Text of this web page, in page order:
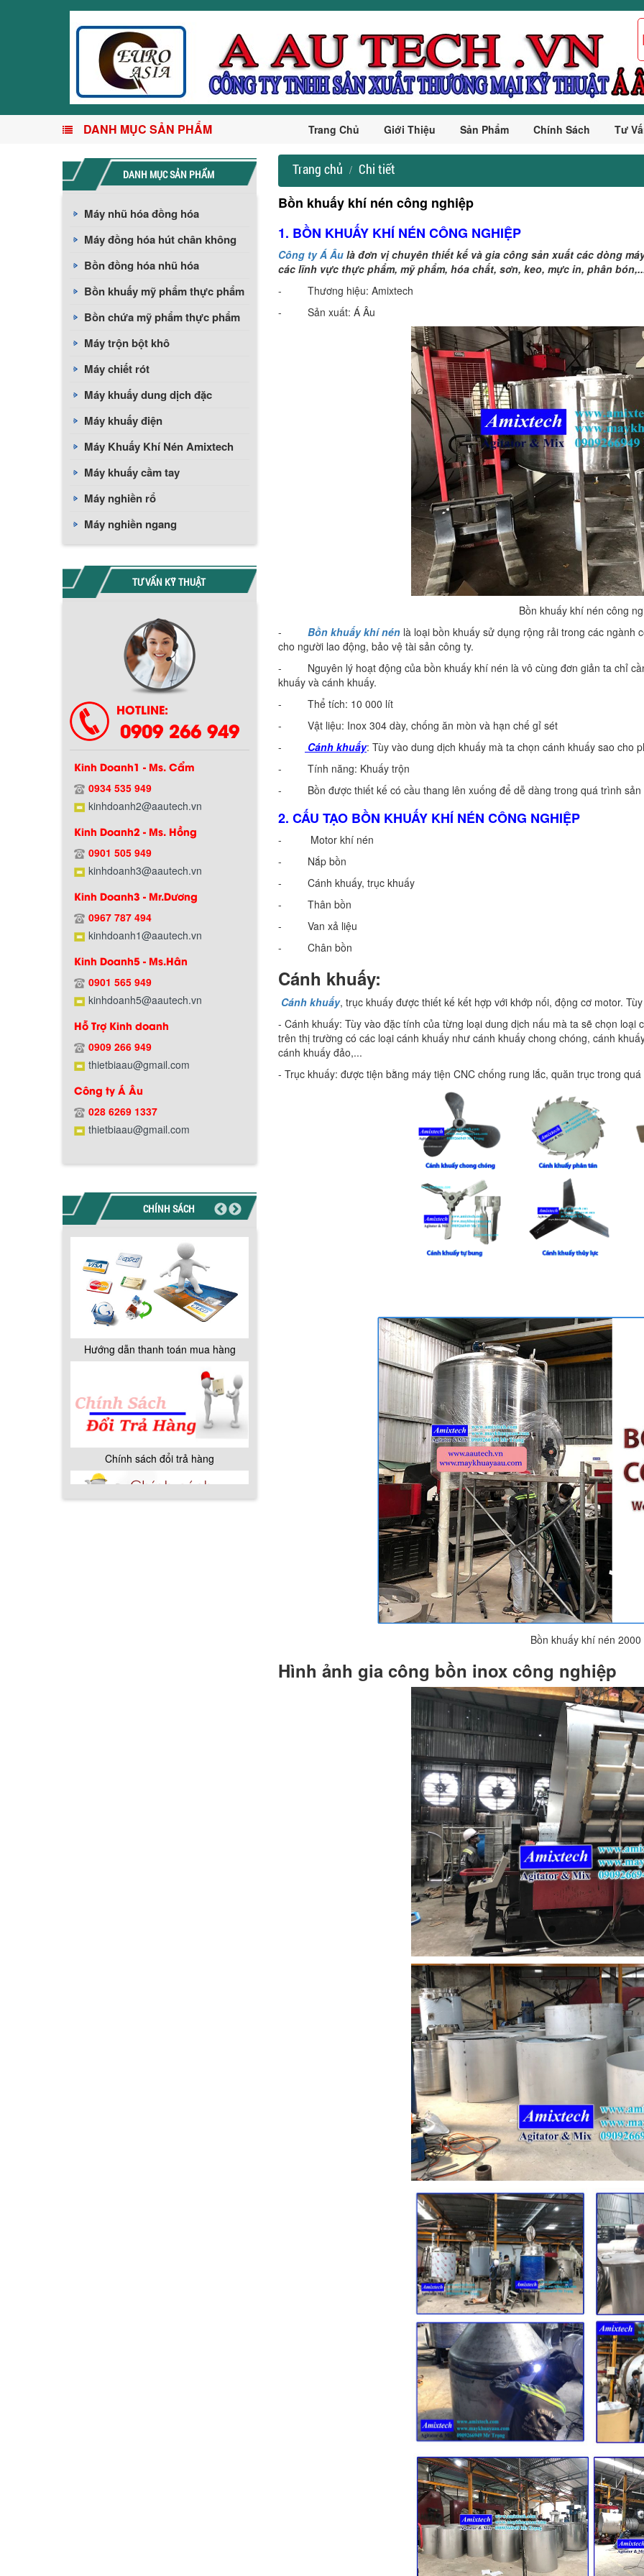
DANH MỤC SẢN PHẨM Trang Chủ Giới Thiệu Sản Phẩm Chính Sách Tư
DANH MỤC SẢN PHẨM
Máy nhũ hóa đồng hóa
Máy đồng hóa hút chân không
Bồn đồng hóa nhũ hóa
Bồn khuấy mỹ phẩm thực phẩm
Bồn chứa mỹ phẩm thực phẩm
Máy trộn bột khô
Máy chiết rót
Máy khuấy dung dịch đặc
Máy khuấy điện
Máy Khuấy Khí Nén Amixtech
Máy khuấy cầm tay
Máy nghiền rổ
Máy nghiền ngang
TƯ VẤN KỸ THUẬT
HOTLINE:
0909 266 949
Kinh Doanh1 - Ms. Cẩm
0934 535 949
kinhdoanh2@aautech.vn
Kinh Doanh2 - Ms. Hồng
0901 505 949
kinhdoanh3@aautech.vn
Kinh Doanh3 - Mr.Dương
0967 787 494
kinhdoanh1@aautech.vn
Kinh Doanh5 - Ms.Hân
0901 565 949
kinhdoanh5@aautech.vn
Hỗ Trợ Kinh doanh
0909 266 949
thietbiaau@gmail.com
Công ty Á Âu
028 6269 1337
thietbiaau@gmail.com
CHÍNH SÁCH
Chính sách bảo hành
Hướng dẫn thanh toán mua hàng
Chính sách đổi trả hàng
Trang chủ Chi tiết
Bồn khuấy khí nén công nghiệp
1. BỒN KHUẤY KHÍ NÉN CÔNG NGHIỆP
Công ty Á Âu là đơn vị chuyên thiết kế và gia công sản xuất các dòng
các lĩnh vực thực phẩm, mỹ phẩm, hóa chất, sơn, keo, mực in, phân
- Thương hiệu: Amixtech
- Sản xuất: Á Âu
Bồn khuấy khí nén công
-
Bồn khuấy khí nén là loại bồn khuấy sử dụng rộng rải trong các ngành
cho người lao động, bảo vệ tài sản công ty.
- Nguyên lý hoạt động của bồn khuấy khí nén là vô cùng đơn giản ta chỉ
khuấy và cánh khuấy.
- Thể tích: 10 000 lít
- Vật liệu: Inox 304 dày, chống ăn mòn và hạn chế gỉ sét
-
Cánh khuấy: Tùy vào dung dịch khuấy mà ta chọn cánh khuấy sao cho
- Tính năng: Khuấy trộn
- Bồn được thiết kế có cầu thang lên xuống để dễ dàng trong quá trình sản
2. CẤU TẠO BỒN KHUẤY KHÍ NÉN CÔNG NGHIỆP
- Motor khí nén
- Nắp bồn
- Cánh khuấy, trục khuấy
- Thân bồn
- Van xả liệu
- Chân bồn
Cánh khuấy:
Cánh khuấy, trục khuấy được thiết kế kết hợp với khớp nối, động cơ motor.
- Cánh khuấy: Tùy vào đặc tính của từng loại dung dịch nấu mà ta sẽ chọn
trên thị trường có các loại cánh khuấy như cánh khuấy chong chóng, cánh
cánh khuấy đảo,...
- Trục khuấy: được tiện bằng máy tiện CNC chống rung lắc, quăn trục trong
Bồn khuấy khí nén 2000
Hình ảnh gia công bồn inox công nghiệp